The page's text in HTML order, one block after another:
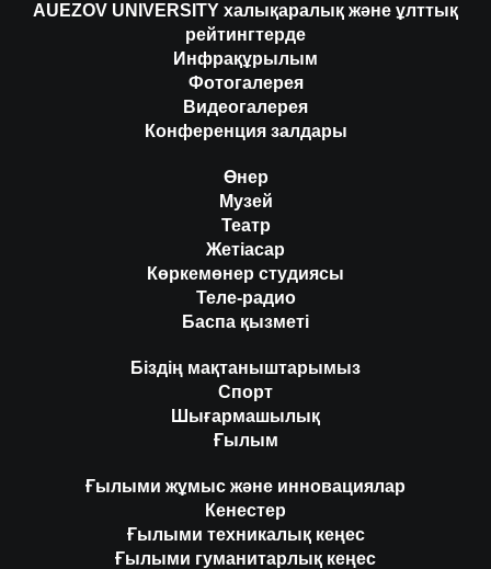
AUEZOV UNIVERSITY халықаралық және ұлттық
рейтингтерде
Инфрақұрылым
Фотогалерея
Видеогалерея
Конференция залдары
Өнер
Музей
Театр
Жетіасар
Көркемөнер студиясы
Теле-радио
Баспа қызметі
Біздің мақтаныштарымыз
Спорт
Шығармашылық
Ғылым
Ғылыми жұмыс және инновациялар
Кенестер
Ғылыми техникалық кеңес
Ғылыми гуманитарлық кеңес